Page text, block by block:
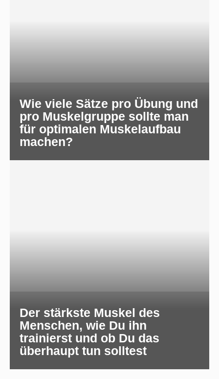
Wie viele Sätze pro Übung und
pro Muskelgruppe sollte man
für optimalen Muskelaufbau
machen?
Der stärkste Muskel des
Menschen, wie Du ihn
trainierst und ob Du das
überhaupt tun solltest